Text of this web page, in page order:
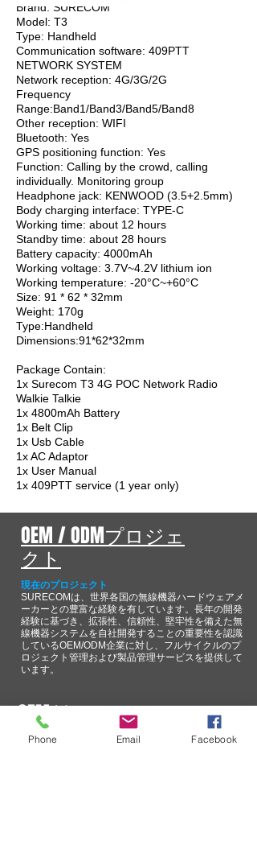
Brand: SURECOM
Model: T3
Type: Handheld
Communication software: 409PTT
NETWORK SYSTEM
Network reception: 4G/3G/2G
Frequency
Range:Band1/Band3/Band5/Band8
Other reception: WIFI
Bluetooth: Yes
GPS positioning function: Yes
Function: Calling by the crowd, calling
individually. Monitoring group
Headphone jack: KENWOOD (3.5+2.5mm)
Body charging interface: TYPE-C
Working time: about 12 hours
Standby time: about 28 hours
Battery capacity: 4000mAh
Working voltage: 3.7V~4.2V lithium ion
Working temperature: -20°C~+60°C
Size: 91 * 62 * 32mm
Weight: 170g
Type:Handheld
Dimensions:91*62*32mm
Package Contain:
1x Surecom T3 4G POC Network Radio
Walkie Talkie
1x 4800mAh Battery
1x Belt Clip
1x Usb Cable
1x AC Adaptor
1x User Manual
1x 409PTT service (1 year only)
OEM / ODMプロジェ
クト
現在のプロジェクト
SURECOMは、世界各国の無線機器ハードウェアメ
ーカーとの豊富な経験を有しています。長年の開発
経験に基づき、拡張性、信頼性、堅牢性を備えた無
線機器システムを自社開発することの重要性を認識
しているOEM/ODM企業に対し、フルサイクルのプ
ロジェクト管理および製品管理サービスを提供して
います。
OEM製品
正規販売店
Phone Email Facebook